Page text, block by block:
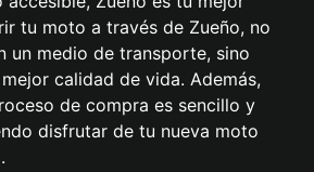
tu moto a través de Zueño, no
un medio de transporte, sino
calidad de vida. Además,
de compra es sencillo y
disfrutar de tu nueva moto